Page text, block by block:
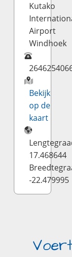
Kutako
Airport
Windhoek
Bekijk
op de
kaart
17.468644
-22.479995